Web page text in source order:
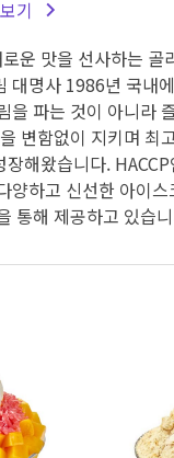
기
운 맛을 선사하는 골
대명사 1986년 국내
을 파는 것이 아니라
변함없이 지키며 최
해왔습니다.
양하고 신선한 아이
통해 제공하고 있습